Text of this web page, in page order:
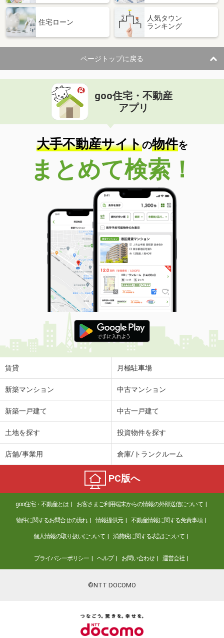
住宅ローン
人気タウン
ランキング
ページトップに戻る
goo住宅・不動産
アプリ
大手不動産サイトの物件を
まとめて検索！
賃貸 月極駐車場
新築マンション 中古マンション
新築一戸建て 中古一戸建て
土地を探す 投資物件を探す
店舗/事業用 倉庫/トランクルーム
PC版へ
goo住宅・不動産とは お客さまご利用端末からの情報の外部送信について
物件に関するお問合せの流れ 情報提供元 不動産情報に関する免責事項
個人情報の取り扱いについて 消費税に関する表記について
プライバシーポリシー ヘルプ お問い合わせ 運営会社
©NTT DOCOMO